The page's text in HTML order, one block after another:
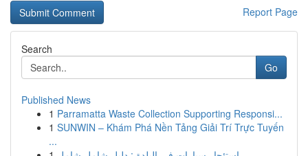
Report Page
Search
Go
Published News
1 Parramatta Waste Collection Supporting Responsi...
1 SUNWIN – Khám Phá Nền Tảng Giải Trí Trực Tuyến
...